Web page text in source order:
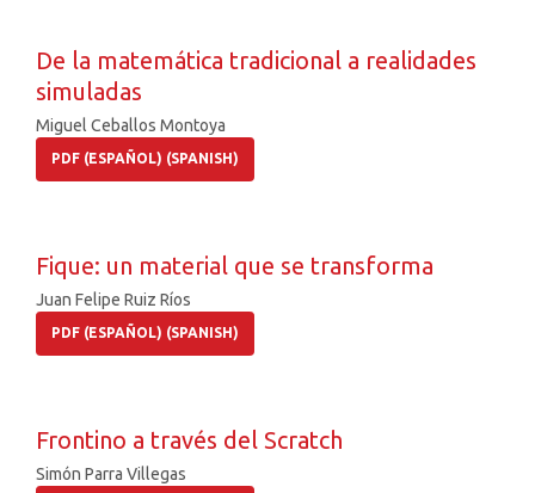
De la matemática tradicional a realidades
simuladas
Miguel Ceballos Montoya
PDF (ESPAÑOL) (SPANISH)
Fique: un material que se transforma
Juan Felipe Ruiz Ríos
PDF (ESPAÑOL) (SPANISH)
Frontino a través del Scratch
Simón Parra Villegas